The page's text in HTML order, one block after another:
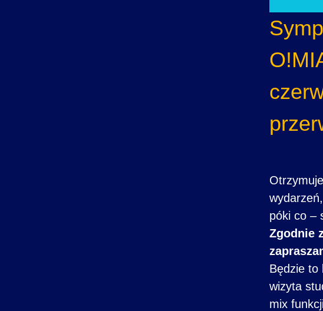
póki co –
Zgodnie
Będzie to
wizyta
mix